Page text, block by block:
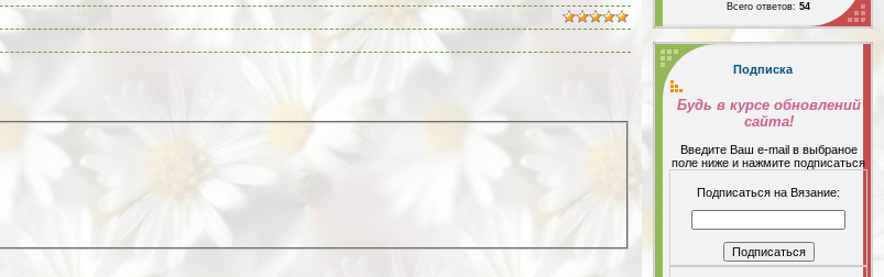
Всего ответов: 54
Подписка
Будь в курсе обновлений
сайта!
Введите Ваш е-mail в выбраное
поле ниже и нажмите подписаться
Подписаться на Вязание: